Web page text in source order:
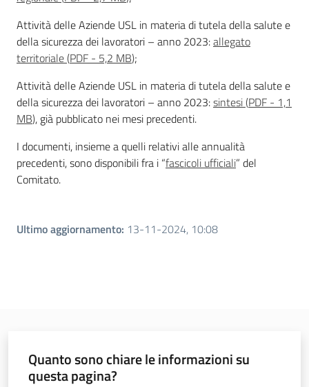
Attività delle Aziende USL in materia di tutela della salute e
della sicurezza dei lavoratori – anno 2023:allegato
territoriale(PDF - 5,2 MB);
Attività delle Aziende USL in materia di tutela della salute e
della sicurezza dei lavoratori – anno 2023:sintesi(PDF - 1,1
MB), già pubblicato nei mesi precedenti.
I documenti, insieme a quelli relativi alle annualità
precedenti, sono disponibili fra i “fascicoli ufficiali” del
Comitato.
Ultimo aggiornamento: 13-11-2024, 10:08
Quanto sono chiare le informazioni su
questa pagina?